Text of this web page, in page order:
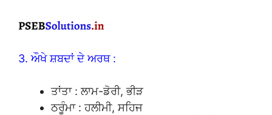
3. ਔਖੇ ਸ਼ਬਦਾਂ ਦੇ ਅਰਥ :
ਤਾਂਤਾ : ਲਾਮ-ਡੋਰੀ, ਭੀੜ
ਠਰੂੰਮਾ : ਹਲੀਮੀ, ਸਹਿਜ